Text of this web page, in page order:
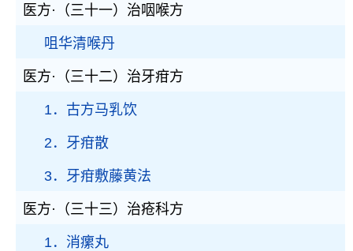
医方·（三十一）治咽喉方
咀华清喉丹
医方·（三十二）治牙疳方
1．古方马乳饮
2．牙疳散
3．牙疳敷藤黄法
医方·（三十三）治疮科方
1．消瘰丸